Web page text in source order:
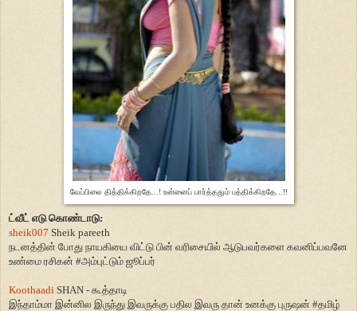
வேப்பிலை தித்திக்கிறதே...! உன்னைப் பார்த்ததும் பத்திக்கிறதே...!!
ட்வீட் எடு கொண்டாடு:
sheik007 Sheik pareeth
நடனத்தின் போது நாயகியை விட்டு பின் வரிசையில் ஆடுபவர்களை கவனிப்பவனே
உண்மை ரசிகன் #அம்புட்டும் ஜூப்பர்
Koothaadi SHAN - கூத்தாடி
இந்தாம்மா இன்னில இருந்து இவருக்கு பதில இவரு தான் உனக்கு புருஷன் #தமிழ்